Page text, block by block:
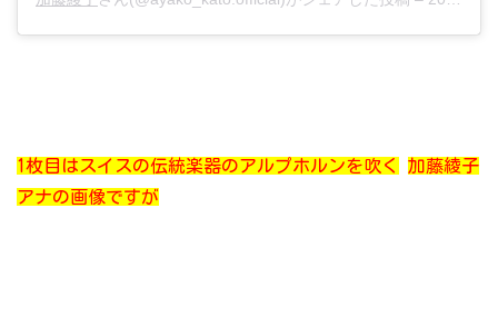
1枚目はスイスの伝統楽器のアルプホルンを吹く
加藤綾子
アナの画像ですが